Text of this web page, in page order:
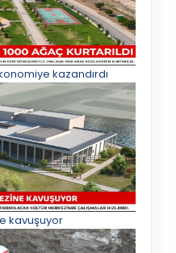
kazandırdı
kavuşuyor